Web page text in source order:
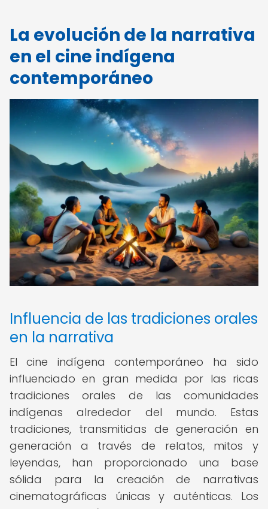
La evolución de la narrativa
en el cine indígena
contemporáneo
Influencia de las tradiciones orales
en la narrativa
El cine indígena contemporáneo ha sido
influenciado en gran medida por las ricas
tradiciones orales de las comunidades
indígenas alrededor del mundo. Estas
tradiciones, transmitidas de generación en
generación a través de relatos, mitos y
leyendas, han proporcionado una base
sólida para la creación de narrativas
cinematográficas únicas y auténticas. Los